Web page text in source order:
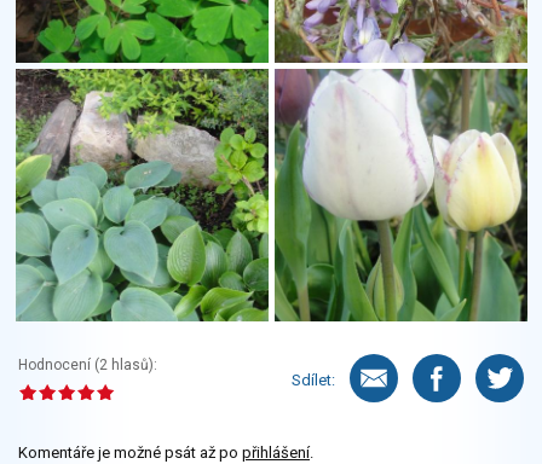
Hodnocení (2 hlasů):
Sdílet:
Komentáře je možné psát až po přihlášení.